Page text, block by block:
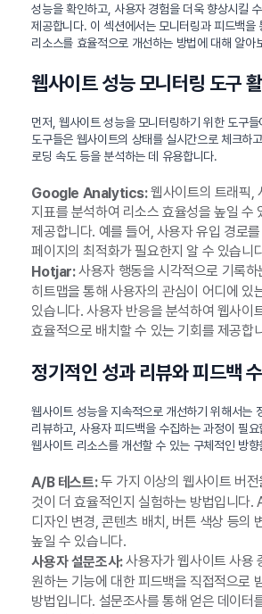
성능을 확인하고, 사용자 경험을 더욱 향상시킬
제공합니다. 이 섹션에서는 모니터링과 피드백을
리소스를 효율적으로 개선하는 방법에 대해 알아
웹사이트 성능 모니터링 도구
먼저, 웹사이트 성능을 모니터링하기 위한 도구
도구들은 웹사이트의 상태를 실시간으로 체크하
로딩 속도 등을 분석하는 데 유용합니다.
Google Analytics:웹사이트의 트래픽,
지표를 분석하여 리소스 효율성을 높일 수
제공합니다. 예를 들어, 사용자 유입 경로
페이지의 최적화가 필요한지 알 수 있습니
Hotjar:사용자 행동을 시각적으로 기록하
히트맵을 통해 사용자의 관심이 어디에 있
있습니다. 사용자 반응을 분석하여 웹사이
효율적으로 배치할 수 있는 기회를 제공합
정기적인 성과 리뷰와 피드백
웹사이트 성능을 지속적으로 개선하기 위해서는
리뷰하고, 사용자 피드백을 수집하는 과정이 필
웹사이트 리소스를 개선할 수 있는 구체적인 방
A/B 테스트:두 가지 이상의 웹사이트 버전
것이 더 효율적인지 실험하는 방법입니다.
디자인 변경, 콘텐츠 배치, 버튼 색상 등의
높일 수 있습니다.
사용자 설문조사:사용자가 웹사이트 사용
원하는 기능에 대한 피드백을 직접적으로
방법입니다. 설문조사를 통해 얻은 데이터